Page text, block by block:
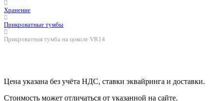
Хранение
Прикроватные тумбы
Прикроватная тумба на цоколе VR14
Цена указана без учёта НДС, ставки эквайринга и доставки.
Стоимость может отличаться от указанной на сайте.